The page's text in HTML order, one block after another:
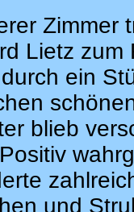
Zimmer
Lietz
ein
blieb
und